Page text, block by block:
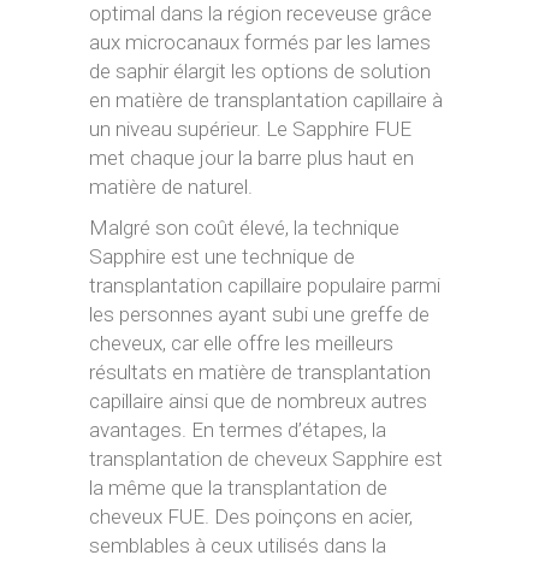
optimal dans la région receveuse grâce
aux microcanaux formés par les lames
de saphir élargit les options de solution
en matière de transplantation capillaire à
un niveau supérieur. Le Sapphire FUE
met chaque jour la barre plus haut en
matière de naturel.
Malgré son coût élevé, la technique
Sapphire est une technique de
transplantation capillaire populaire parmi
les personnes ayant subi une greffe de
cheveux, car elle offre les meilleurs
résultats en matière de transplantation
capillaire ainsi que de nombreux autres
avantages. En termes d’étapes, la
transplantation de cheveux Sapphire est
la même que la transplantation de
cheveux FUE. Des poinçons en acier,
semblables à ceux utilisés dans la